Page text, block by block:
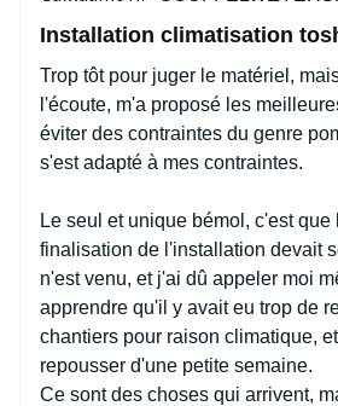
Installation climatisation
Trop tôt pour juger le matériel,
l'écoute, m'a proposé les
éviter des contraintes du genre
s'est adapté à mes contraintes.
Le seul et unique bémol, c'est que
finalisation de l'installation devait
n'est venu, et j'ai dû appeler moi
apprendre qu'il y avait eu trop de
chantiers pour raison climatique,
repousser d'une petite semaine.
Ce sont des choses qui arrivent,